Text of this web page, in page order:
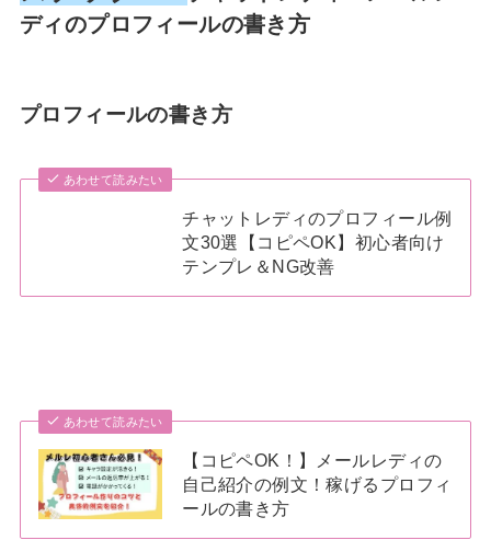
ディのプロフィールの書き方
プロフィールの書き方
あわせて読みたい
チャットレディのプロフィール例
文30選【コピペOK】初心者向け
テンプレ＆NG改善
あわせて読みたい
【コピペOK！】メールレディの
自己紹介の例文！稼げるプロフィ
ールの書き方